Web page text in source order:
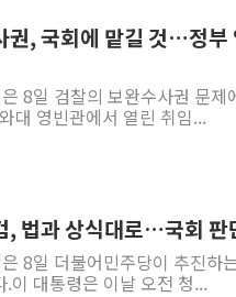
, 국회에 맡길 것…정부
8일 검찰의 보완수사권 문제
대 영빈관에서 열린 취임...
, 법과 상식대로…국회
8일 더불어민주당이 추진하
이 대통령은 이날 오전 청...